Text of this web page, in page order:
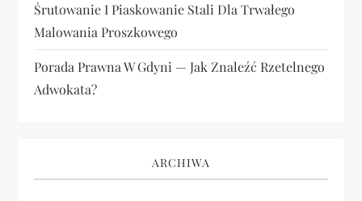
Śrutowanie I Piaskowanie Stali Dla Trwałego
Malowania Proszkowego
Porada Prawna W Gdyni — Jak Znaleźć Rzetelnego
Adwokata?
ARCHIWA